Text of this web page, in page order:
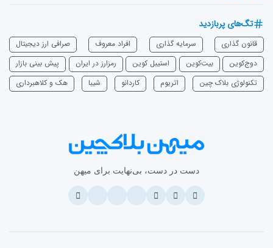
تگ‌های پربازدید
قانون گذاری سرمایه‌ گذاری افراد معروف
صرافی ارز دیجیتال
دوج‌کوین
بیت‌کوین استیبل کوین رمزارز در ایران
پیش بینی بازار
تکنولوژی بلاک چین
اتریوم ‌کاردانو شیبا هک و کلاهبرداری
دست در دست، بی‌نهایت برای میهن